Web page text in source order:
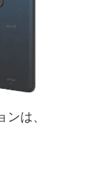
は、